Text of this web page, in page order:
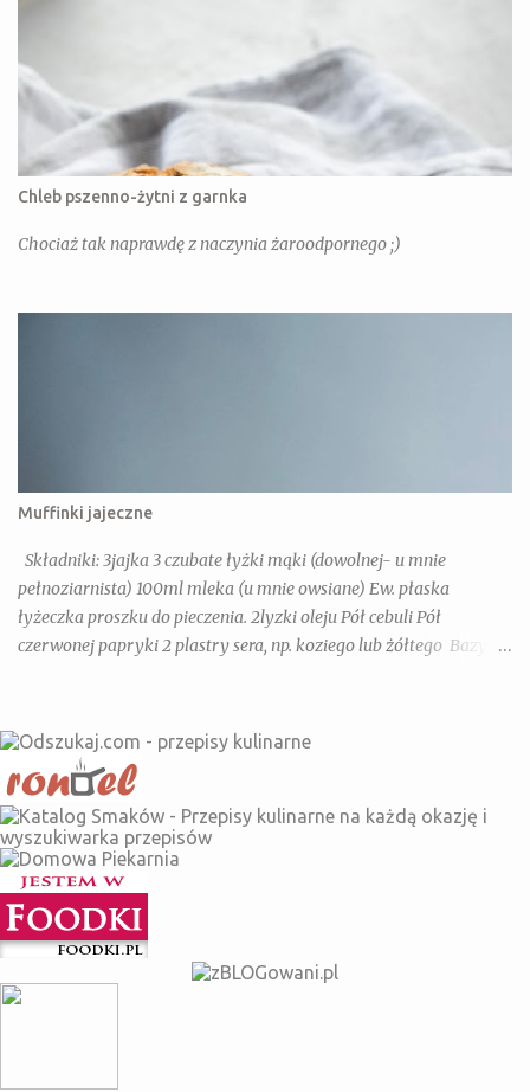
Chleb pszenno-żytni z garnka
Chociaż tak naprawdę z naczynia żaroodpornego ;)
Muffinki jajeczne
Składniki: 3jajka 3 czubate łyżki mąki (dowolnej- u mnie
pełnoziarnista) 100ml mleka (u mnie owsiane) Ew. płaska
łyżeczka proszku do pieczenia. 2lyzki oleju Pół cebuli Pół
czerwonej papryki 2 plastry sera, np. koziego lub żółtego Bazylia,
warzywa i ser pokrojone w drobniejszą kostkę(można dodać tez
kielbase, szynkę lub pieczarki- na imprezę super). Przekładamy
do form na muffinki i pieczemy 20 minut w 180 stopniach z
termoobiegiem.